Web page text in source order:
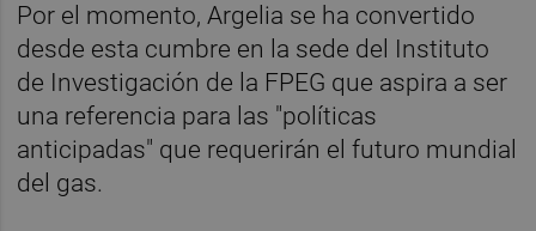
Por el momento, Argelia se ha convertido
desde esta cumbre en la sede del Instituto
de Investigación de la FPEG que aspira a ser
una referencia para las "políticas
anticipadas" que requerirán el futuro mundial
del gas.